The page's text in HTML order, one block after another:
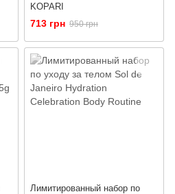
KOPARI
713 грн 950 грн
Лимитированный набор по